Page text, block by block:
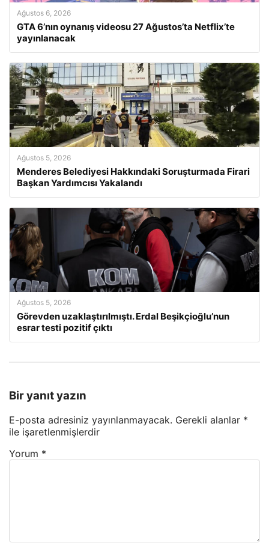
Ağustos 6, 2026
GTA 6’nın oynanış videosu 27 Ağustos’ta Netflix’te
yayınlanacak
Ağustos 5, 2026
Menderes Belediyesi Hakkındaki Soruşturmada Firari
Başkan Yardımcısı Yakalandı
Ağustos 5, 2026
Görevden uzaklaştırılmıştı. Erdal Beşikçioğlu’nun
esrar testi pozitif çıktı
Bir yanıt yazın
E-posta adresiniz yayınlanmayacak. Gerekli alanlar *
ile işaretlenmişlerdir
Yorum *